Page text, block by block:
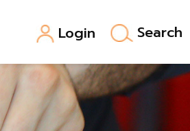
Login Search